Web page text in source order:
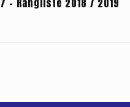
– Rangliste 2018 / 2019